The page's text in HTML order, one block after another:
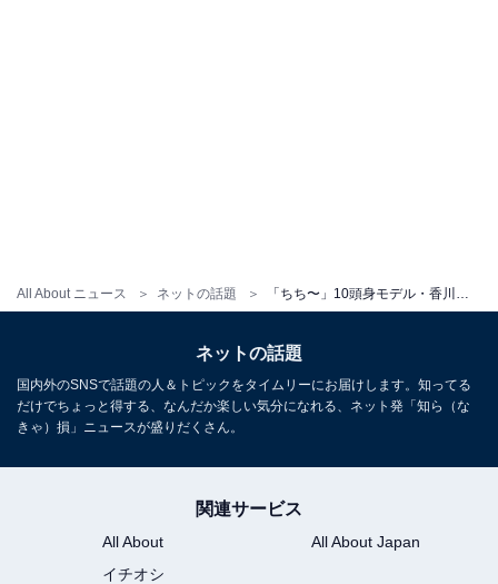
All About ニュース ネットの話題 「ちち〜」10頭身モデル・香川沙耶、裸にシャツ？ 美乳ちらり＆生脚あらわに！ 「セクシー」「美しい」
ネットの話題
国内外のSNSで話題の人＆トピックをタイムリーにお届けします。知ってる
だけでちょっと得する、なんだか楽しい気分になれる、ネット発「知ら（な
きゃ）損」ニュースが盛りだくさん。
関連サービス
All About
All About Japan
イチオシ